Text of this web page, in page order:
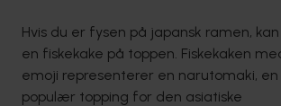
Hvis du er fysen på japansk ramen,
en fiskekake på toppen. Fiskekaken
emoji representerer en narutomaki, en
populær topping for den asiatiske